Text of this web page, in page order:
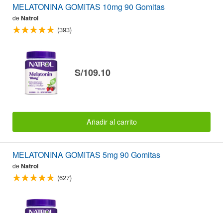
MELATONINA GOMITAS 10mg 90 Gomitas
de Natrol
(393)
S/109.10
Añadir al carrito
MELATONINA GOMITAS 5mg 90 Gomitas
de Natrol
(627)